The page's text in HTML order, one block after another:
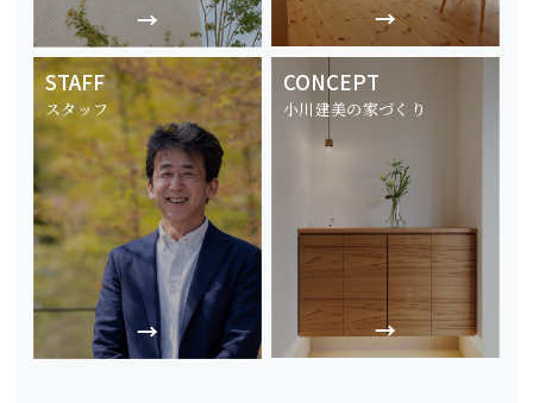
STAFF
スタッフ
CONCEPT
小川建美の家づくり